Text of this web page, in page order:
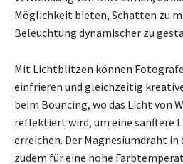
Möglichkeit bieten, Schatten zu
Beleuchtung dynamischer zu
Mit Lichtblitzen können
einfrieren und gleichzeitig
beim Bouncing, wo das Licht von
reflektiert wird, um eine sanftere
erreichen. Der Magnesiumdraht
zudem für eine hohe